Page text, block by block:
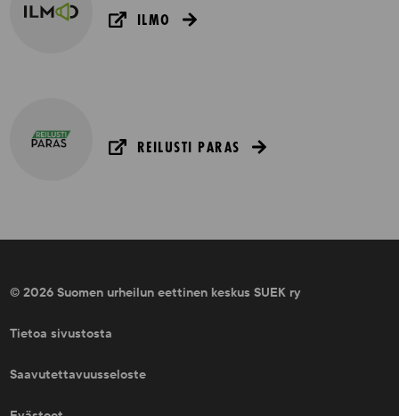
ILMO
REILUSTI PARAS
© 2026 Suomen urheilun eettinen keskus SUEK ry
Tietoa sivustosta
Saavutettavuusseloste